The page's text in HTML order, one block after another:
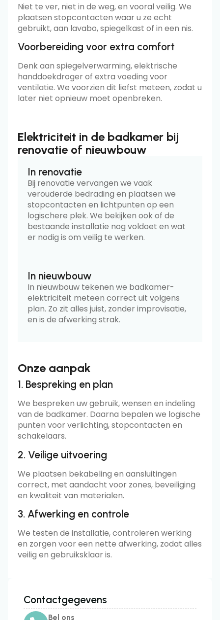
Niet te ver, niet in de weg, en vooral veilig. We
plaatsen stopcontacten waar u ze echt
gebruikt, aan lavabo, spiegelkast of in een nis.
Voorbereiding voor extra comfort
Denk aan spiegelverwarming, elektrische
handdoekdroger of extra voeding voor
ventilatie. We voorzien dit liefst meteen, zodat u
later niet opnieuw moet openbreken.
Elektriciteit in de badkamer bij
renovatie of nieuwbouw
In renovatie
Bij renovatie vervangen we vaak
verouderde bedrading en plaatsen we
stopcontacten en lichtpunten op een
logischere plek. We bekijken ook of de
bestaande installatie nog voldoet en wat
er nodig is om veilig te werken.
In nieuwbouw
In nieuwbouw tekenen we badkamer-
elektriciteit meteen correct uit volgens
plan. Zo zit alles juist, zonder improvisatie,
en is de afwerking strak.
Onze aanpak
1. Bespreking en plan
We bespreken uw gebruik, wensen en indeling
van de badkamer. Daarna bepalen we logische
punten voor verlichting, stopcontacten en
schakelaars.
2. Veilige uitvoering
We plaatsen bekabeling en aansluitingen
correct, met aandacht voor zones, beveiliging
en kwaliteit van materialen.
3. Afwerking en controle
We testen de installatie, controleren werking
en zorgen voor een nette afwerking, zodat alles
veilig en gebruiksklaar is.
Contactgegevens
Bel ons